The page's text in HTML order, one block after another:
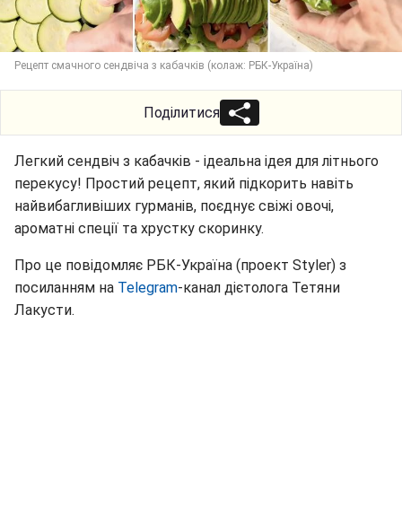
Рецепт смачного сендвіча з кабачків (колаж: РБК-Україна)
Поділитися
Легкий сендвіч з кабачків - ідеальна ідея для літнього
перекусу! Простий рецепт, який підкорить навіть
найвибагливіших гурманів, поєднує свіжі овочі,
ароматні спеції та хрустку скоринку.
Про це повідомляє РБК-Україна (проект Styler) з
посиланням на Telegram-канал дієтолога Тетяни
Лакусти.